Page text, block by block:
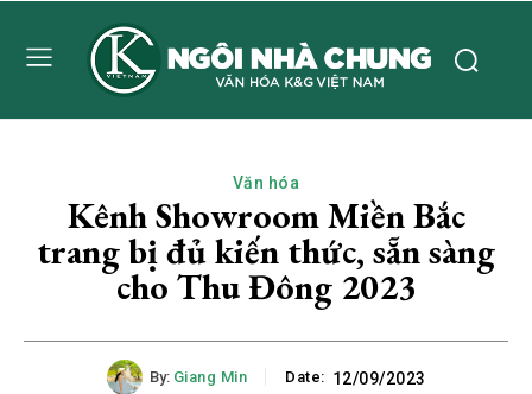
Văn hóa
Kênh Showroom Miền Bắc
trang bị đủ kiến thức, sẵn sàng
cho Thu Đông 2023
By: Giang Min Date: 12/09/2023